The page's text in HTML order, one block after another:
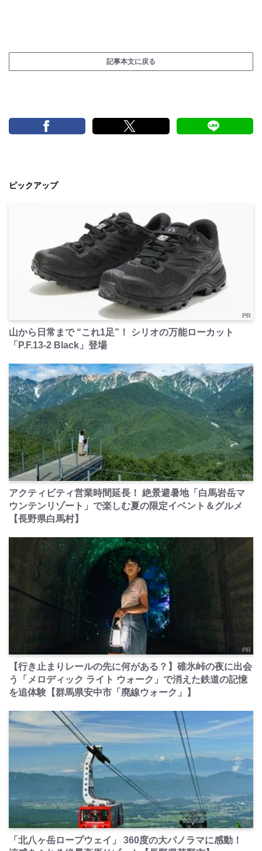
記事本文に戻る
ピックアップ
PR
山から日常まで “これ1足”！ シリオの万能ローカット
「P.F.13-2 Black」登場
PR
アクティビティ営業時間延長！ 絶景避暑地「白馬岩岳マ
ウンテンリゾート」で楽しむ夏の限定イベント＆グルメ
【長野県白馬村】
PR
【行き止まりレールの先に何がある？】碓氷峠の夜に出会
う「メロディック ライト ウォーク」で消えた鉄道の記憶
を追体験【群馬県安中市「廃線ウォーク」】
PR
「北八ヶ岳ロープウェイ」 360度の大パノラマに感動！